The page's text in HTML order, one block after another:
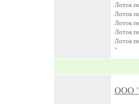
Лоток
Лоток
Лоток
Лоток
Лоток
"
ООО